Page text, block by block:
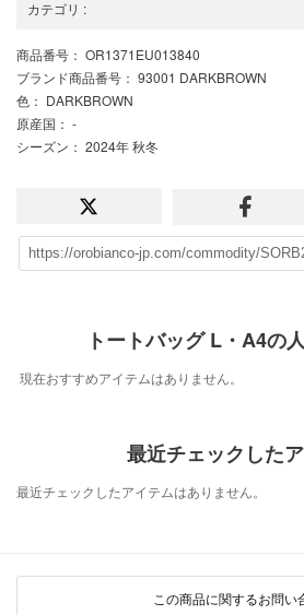
カテゴリ :
商品番号 ： OR1371EU013840
ブランド商品番号 ： 93001 DARKBROWN
色 ： DARKBROWN
原産国 ： -
シーズン ： 2024年 秋冬
トートバッグ L・A4の
現在おすすめアイテムはありません。
最近チェックした
最近チェックしたアイテムはありません。
この商品に関するお問い